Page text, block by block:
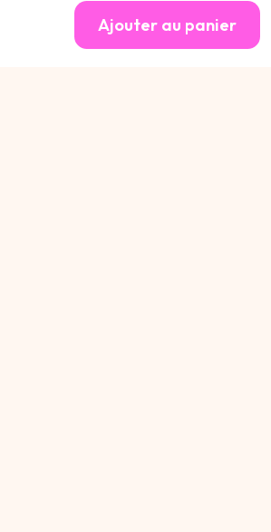
Ajouter au panier